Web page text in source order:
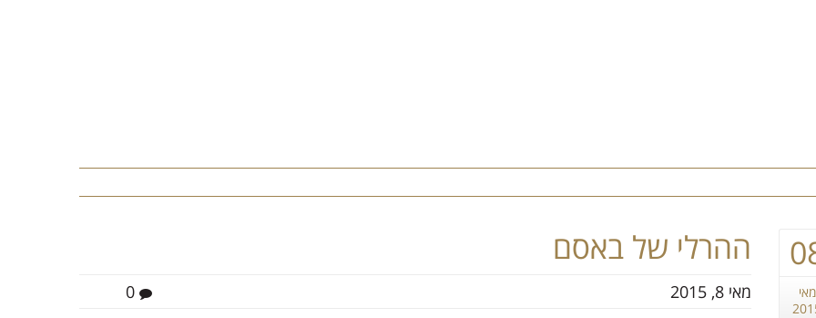
מאי
ההרלי של באסם
מאי 8, 2015